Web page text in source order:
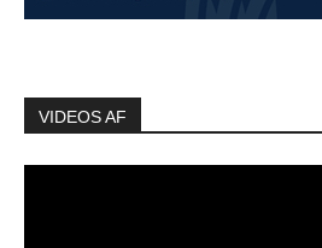
VIDEOS AF